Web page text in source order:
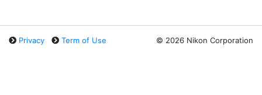
Privacy Term of Use © 2026 Nikon Corporation